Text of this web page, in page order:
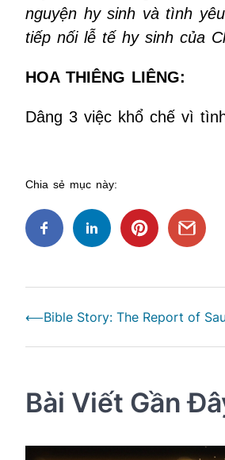
nguyện hy sinh và tình
tiếp nối lễ tế hy sinh của
HOA THIÊNG LIÊNG:
Dâng 3 việc khổ chế vì
Chia sẻ mục này:
hướng
bài
⟵Bible Story: The Report of
Bài Viết Gần